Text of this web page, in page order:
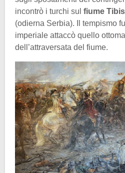
incontrò i turchi sul fiume
(odierna Serbia). Il tempismo
imperiale attaccò quello
dell’attraversata del fiume.